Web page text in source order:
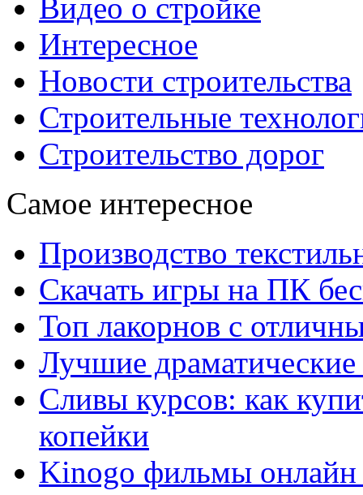
Видео о стройке
Интересное
Новости строительства
Строительные
Строительство дорог
Самое интересное
Производство
Скачать игры на ПК
Топ лакорнов с
Лучшие
Сливы курсов: как
копейки
Kinogo фильмы онлайн